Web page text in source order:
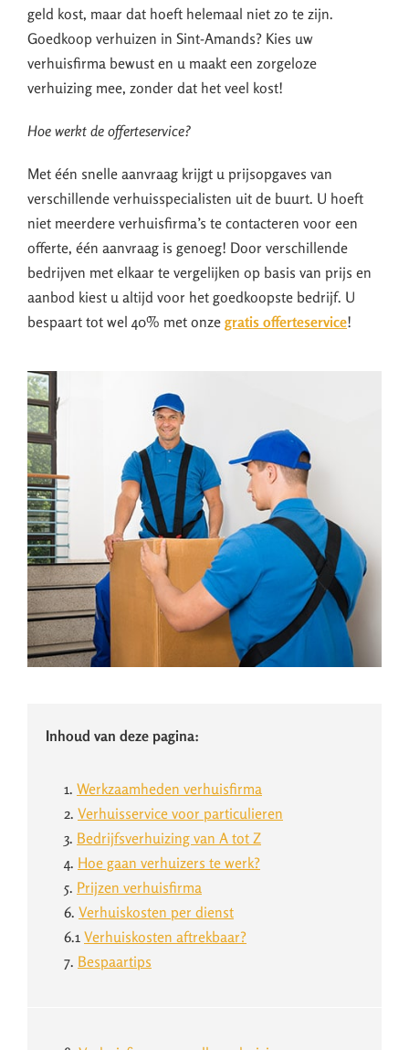
geld kost, maar dat hoeft helemaal niet zo te zijn.
Goedkoop verhuizen in Sint-Amands? Kies uw
verhuisfirma bewust en u maakt een zorgeloze
verhuizing mee, zonder dat het veel kost!
Hoe werkt de offerteservice?
Met één snelle aanvraag krijgt u prijsopgaves van
verschillende verhuisspecialisten uit de buurt. U hoeft
niet meerdere verhuisfirma’s te contacteren voor een
offerte, één aanvraag is genoeg! Door verschillende
bedrijven met elkaar te vergelijken op basis van prijs en
aanbod kiest u altijd voor het goedkoopste bedrijf. U
bespaart tot wel 40% met onze gratis offerteservice!
Inhoud van deze pagina:
1. Werkzaamheden verhuisfirma
2. Verhuisservice voor particulieren
3. Bedrijfsverhuizing van A tot Z
4. Hoe gaan verhuizers te werk?
5. Prijzen verhuisfirma
6. Verhuiskosten per dienst
6.1 Verhuiskosten aftrekbaar?
7. Bespaartips